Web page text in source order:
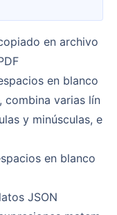
en archivo
en blanco
varias lín
y minúsculas, e
en blanco
JSON